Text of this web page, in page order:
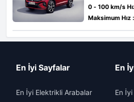
0 - 100 km/s
Maksimum Hız :
En İyi Sayfalar
En İyi Elektrikli Arabalar
En
En